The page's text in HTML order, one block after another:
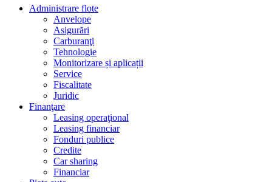
Administrare flote
Anvelope
Asigurări
Carburanţi
Tehnologie
Monitorizare și aplicații
Service
Fiscalitate
Juridic
Finanţare
Leasing operaţional
Leasing financiar
Fonduri publice
Credite
Car sharing
Financiar